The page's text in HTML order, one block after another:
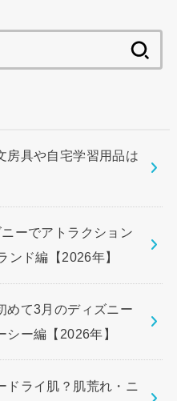
:
房具や自宅学習用品は
ーでアトラクション
ンド編【2026年】
めて3月のディズニー
ー編【2026年】
ドライ肌？肌荒れ・ニ